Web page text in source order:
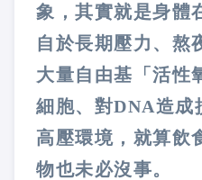
象，其實就是身體
自於長期壓力、熬
大量自由基「活性
細胞、對DNA造成
高壓環境，就算飲
物也未必沒事。